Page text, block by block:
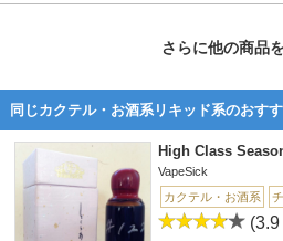
さらに他の商品
同じカクテル・お酒系リキッド系のおす
High Class
VapeSick
カクテル・お酒系